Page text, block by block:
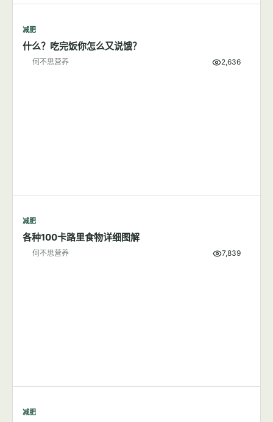
减肥
什么？吃完饭你怎么又说饿？
何不思营养 2,636
减肥
各种100卡路里食物详细图解
何不思营养 7,839
减肥